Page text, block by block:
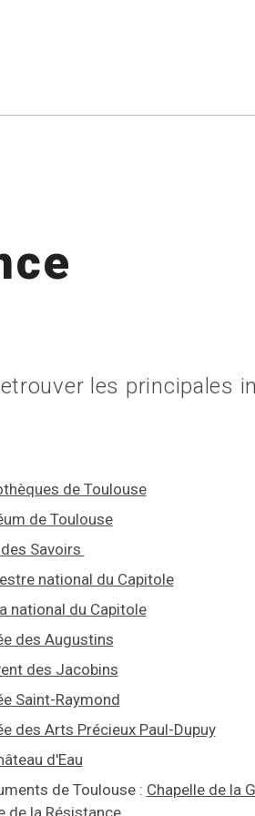
les principales
de Toulouse
de Toulouse
Savoirs
national du Capitole
national du Capitole
des Augustins
des Jacobins
Saint-Raymond
des Arts Précieux Paul-Dupuy
d'Eau
de Toulouse : Chapelle de la
de la Résistance